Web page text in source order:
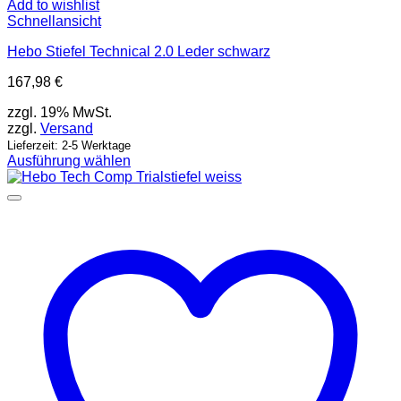
Add to wishlist
Schnellansicht
Hebo Stiefel Technical 2.0 Leder schwarz
167,98 €
zzgl. 19% MwSt.
zzgl. Versand
Lieferzeit: 2-5 Werktage
Ausführung wählen
Dieses
Produkt
Optionen
können
Produktseite
gewählt
werden